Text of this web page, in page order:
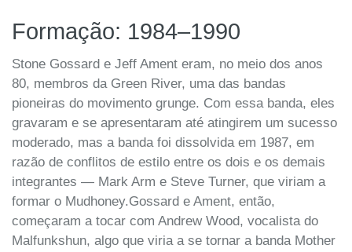
Formação: 1984–1990
Stone Gossard e Jeff Ament eram, no meio dos anos
80, membros da Green River, uma das bandas
pioneiras do movimento grunge. Com essa banda, eles
gravaram e se apresentaram até atingirem um sucesso
moderado, mas a banda foi dissolvida em 1987, em
razão de conflitos de estilo entre os dois e os demais
integrantes — Mark Arm e Steve Turner, que viriam a
formar o Mudhoney.Gossard e Ament, então,
começaram a tocar com Andrew Wood, vocalista do
Malfunkshun, algo que viria a se tornar a banda Mother